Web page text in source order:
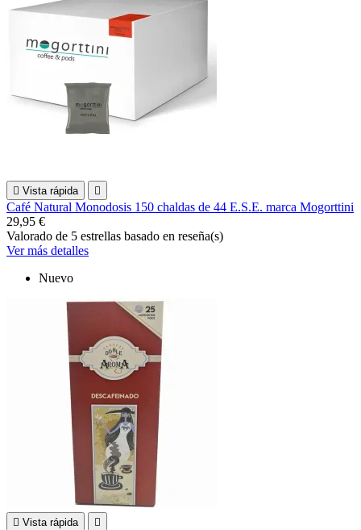
 Vista rápida 
Café Natural Monodosis 150 chaldas de 44 E.S.E. marca Mogorttini
29,95 €
Valorado de 5 estrellas basado en reseña(s)
Ver más detalles
Nuevo
 Vista rápida 